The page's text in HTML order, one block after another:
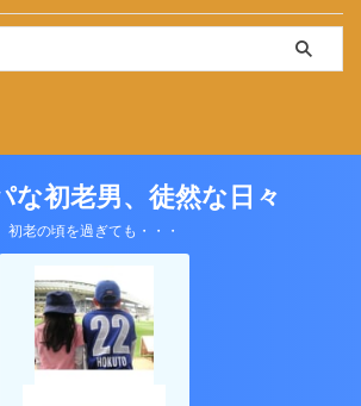
な初老男、徒然な日々
初老の頃を過ぎても・・・